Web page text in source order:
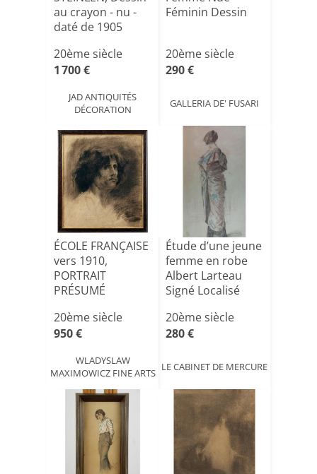
au crayon - nu -
daté de 1905
20ème siècle
1 700 €
JAD ANTIQUITÉS
DÉCORATION
Féminin Dessin
20ème siècle
290 €
GALLERIA DE' FUSARI
ÉCOLE FRANÇAISE
vers 1910,
PORTRAIT
PRÉSUMÉ
PADEREWS[...]
20ème siècle
950 €
WLADYSLAW
MAXIMOWICZ FINE ARTS
Étude d’une jeune
femme en robe
Albert Larteau
Signé Localisé
20ème siècle
280 €
LE CABINET DE MERCURE